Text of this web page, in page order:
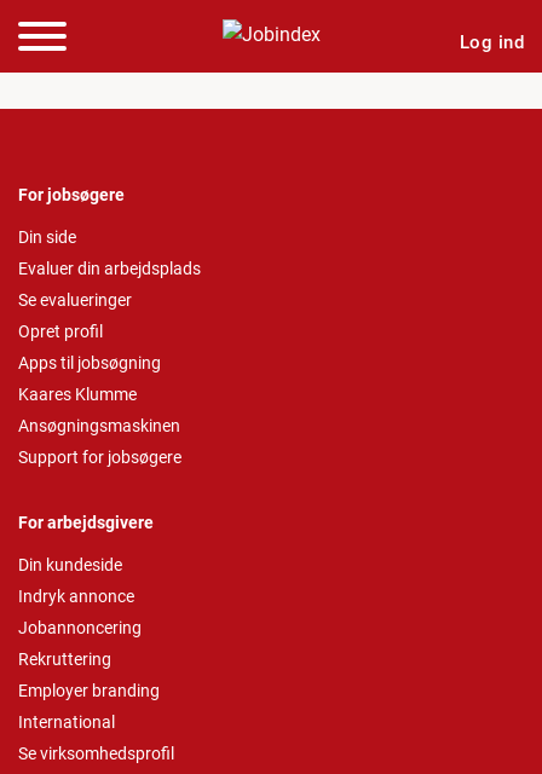
Log ind
For jobsøgere
Din side
Evaluer din arbejdsplads
Se evalueringer
Opret profil
Apps til jobsøgning
Kaares Klumme
Ansøgningsmaskinen
Support for jobsøgere
For arbejdsgivere
Din kundeside
Indryk annonce
Jobannoncering
Rekruttering
Employer branding
International
Se virksomhedsprofil